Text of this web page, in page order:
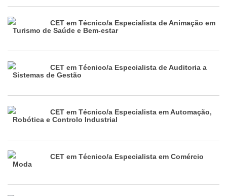
CET em Técnico/a Especialista de Animação em
Turismo de Saúde e Bem-estar
CET em Técnico/a Especialista de Auditoria a
Sistemas de Gestão
CET em Técnico/a Especialista em Automação,
Robótica e Controlo Industrial
CET em Técnico/a Especialista em Comércio
Moda